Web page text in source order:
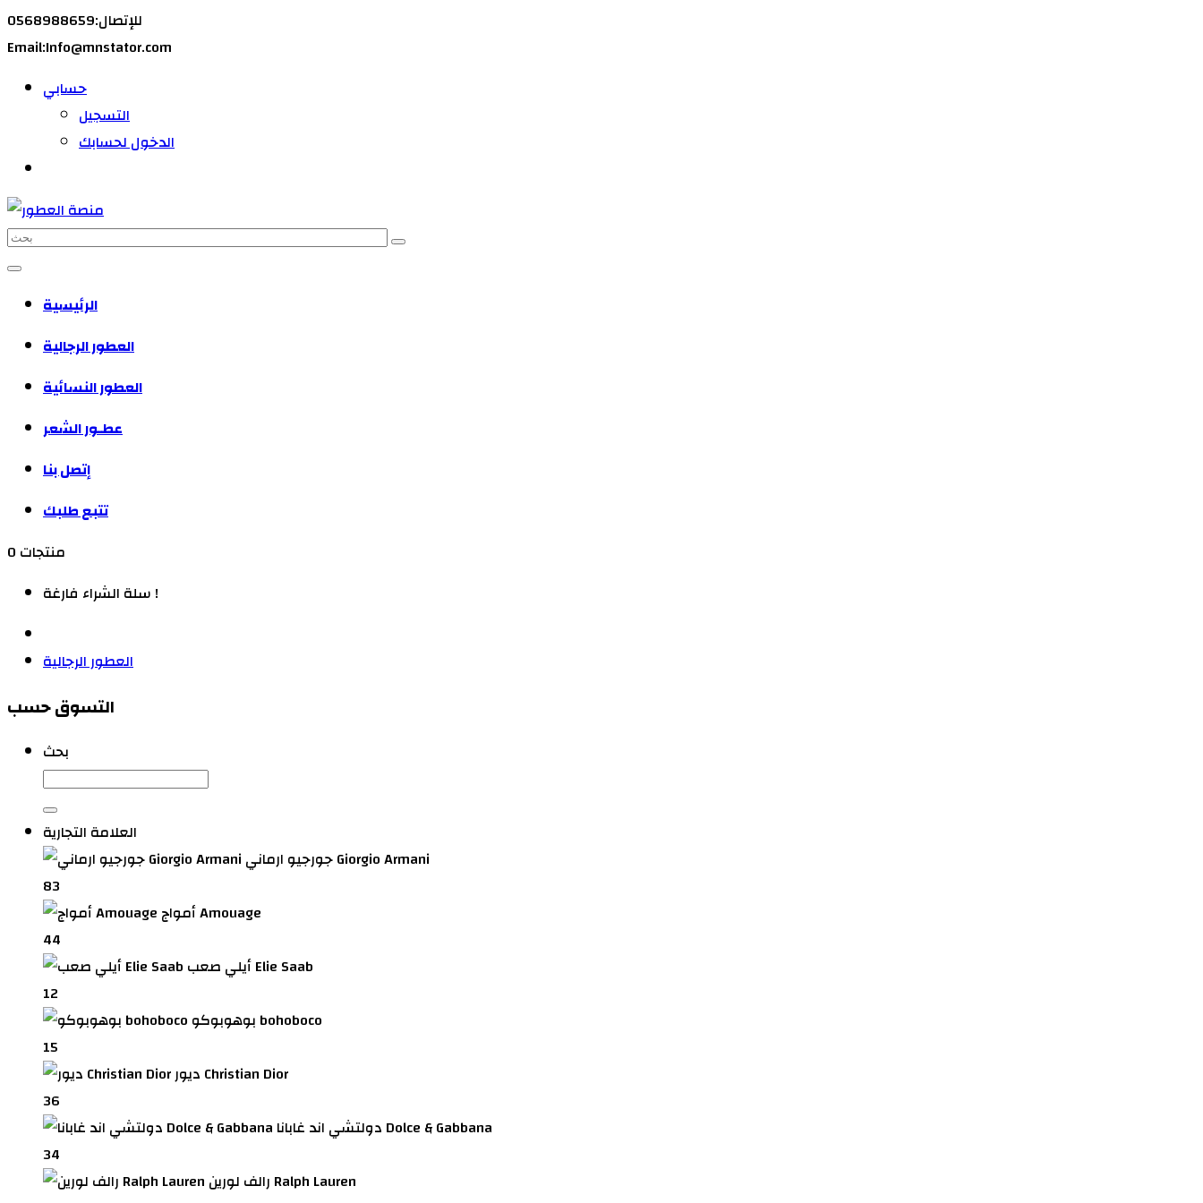
للإتصال:0568988659
Email:Info@mnstator.com
حسابي
التسجيل
الدخول لحسابك
الرئيسية
العطور الرجالية
العطور النسائية
عطـور الشعر
إتصل بنا
تتبع طلبك
0 منتجات
سلة الشراء فارغة !
العطور الرجالية
التسوق حسب
بحث
العلامة التجارية
جورجيو ارماني Giorgio Armani
83
أمواج Amouage
44
أيلي صعب Elie Saab
12
بوهوبوكو bohoboco
15
ديور Christian Dior
36
دولتشي اند غابانا Dolce & Gabbana
34
رالف لورين Ralph Lauren